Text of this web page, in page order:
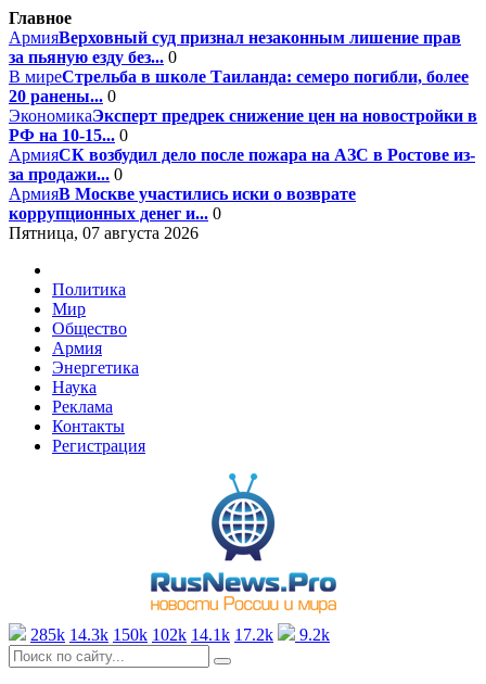
Главное
АрмияВерховный суд признал незаконным лишение прав
за пьяную езду без... 0
В миреСтрельба в школе Таиланда: семеро погибли, более
20 ранены... 0
ЭкономикаЭксперт предрек снижение цен на новостройки в
РФ на 10-15... 0
АрмияСК возбудил дело после пожара на АЗС в Ростове из-
за продажи... 0
АрмияВ Москве участились иски о возврате
коррупционных денег и... 0
Пятница, 07 августа 2026
Политика
Мир
Общество
Армия
Энергетика
Наука
Реклама
Контакты
Регистрация
285k 14.3k 150k 102k 14.1k 17.2k 9.2k